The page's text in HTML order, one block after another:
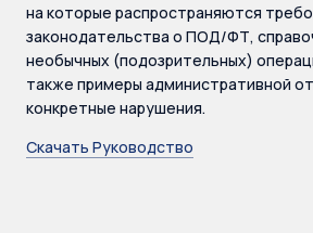
на которые распространяются
законодательства о ПОД/ФТ,
необычных (подозрительных)
также примеры административной
конкретные нарушения.
Скачать Руководство